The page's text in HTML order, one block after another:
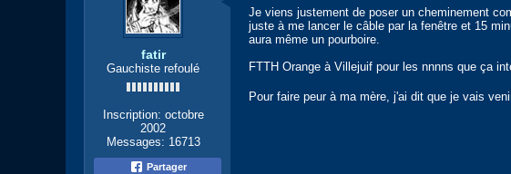
fatir
Gauchiste refoulé
Inscription: octobre
2002
Messages: 16713
Partager
Je viens justement de poser un cheminement
juste à me lancer le câble par la fenêtre et 15
aura même un pourboire.
FTTH Orange à Villejuif pour les nnnns que ça
Pour faire peur à ma mère, j'ai dit que je vais